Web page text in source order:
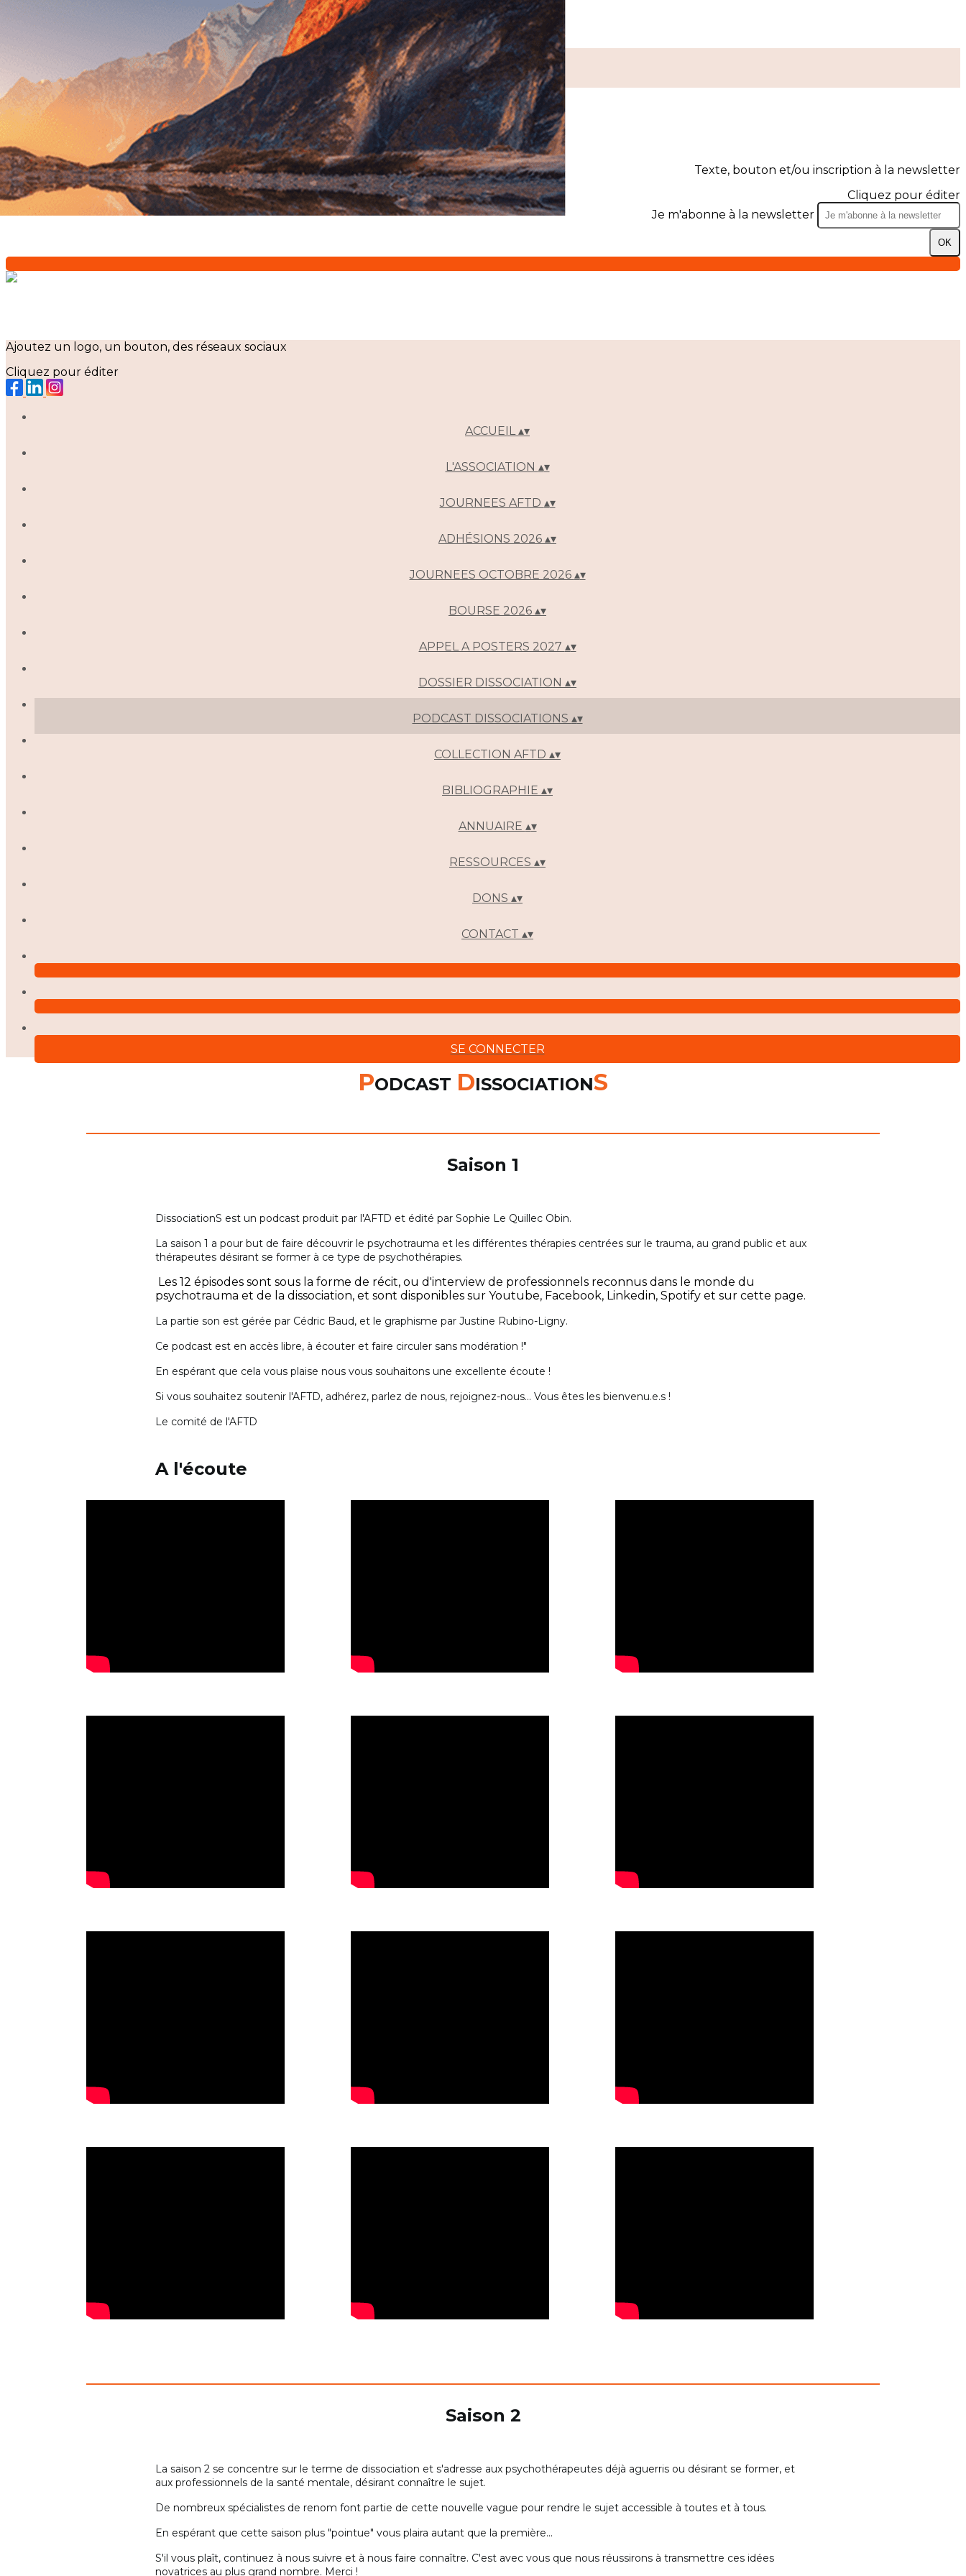
Exporter toutes les colonnes
Exporter uniquement les colonnes affichées
Menu
?>
Images de la page d'accueil
Cliquez pour éditer
Texte, bouton et/ou inscription à la newsletter
Cliquez pour éditer
Je m'abonne à la newsletter
OK
Ajoutez un logo, un bouton, des réseaux sociaux
Cliquez pour éditer
ACCUEIL▴▾
L'ASSOCIATION ▴▾
JOURNEES AFTD ▴▾
ADHÉSIONS 2026 ▴▾
JOURNEES OCTOBRE 2026 ▴▾
BOURSE 2026 ▴▾
APPEL A POSTERS 2027 ▴▾
DOSSIER DISSOCIATION ▴▾
PODCAST DISSOCIATIONS ▴▾
COLLECTION AFTD ▴▾
BIBLIOGRAPHIE ▴▾
ANNUAIRE ▴▾
RESSOURCES ▴▾
DONS ▴▾
CONTACT ▴▾
SE CONNECTER
PODCAST DISSOCIATIONS
Saison 1
DissociationS est un podcast produit par l'AFTD et édité par Sophie Le Quillec Obin.
La saison 1 a pour but de faire découvrir le psychotrauma et les différentes thérapies centrées sur le trauma, au grand public et aux
thérapeutes désirant se former à ce type de psychothérapies.
Les 12 épisodes sont sous la forme de récit, ou d'interview de professionnels reconnus dans le monde du
psychotrauma et de la dissociation, et sont disponibles sur Youtube, Facebook, Linkedin, Spotify et sur cette page.
La partie son est gérée par Cédric Baud, et le graphisme par Justine Rubino-Ligny.
Ce podcast est en accès libre, à écouter et faire circuler sans modération !"
En espérant que cela vous plaise nous vous souhaitons une excellente écoute !
Si vous souhaitez soutenir l'AFTD, adhérez, parlez de nous, rejoignez-nous... Vous êtes les bienvenu.e.s !
Le comité de l'AFTD
A l'écoute
Saison 2
La saison 2 se concentre sur le terme de dissociation et s'adresse aux psychothérapeutes déjà aguerris ou désirant se former, et
aux professionnels de la santé mentale, désirant connaître le sujet.
De nombreux spécialistes de renom font partie de cette nouvelle vague pour rendre le sujet accessible à toutes et à tous.
En espérant que cette saison plus "pointue" vous plaira autant que la première...
S'il vous plaît, continuez à nous suivre et à nous faire connaître. C'est avec vous que nous réussirons à transmettre ces idées
novatrices au plus grand nombre. Merci !